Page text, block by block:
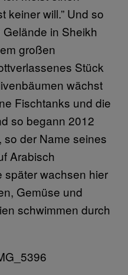
keiner will.” Und so
in Sheikh
großen
Stück
wächst
Fischtanks und die
so begann 2012
der Name seines
Arabisch
später wachsen hier
Gemüse und
schwimmen durch